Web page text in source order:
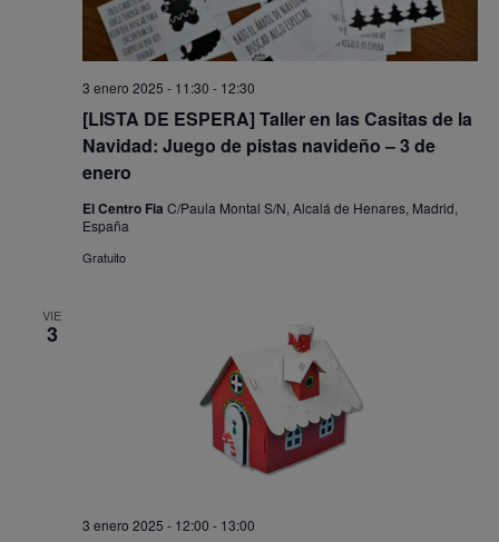
[LISTA DE ESPERA] Taller en las Casitas de la
Navidad: Juego de pistas navideño – 3 de
enero
3 enero 2025 - 11:30 - 12:30
El Centro Fia C/Paula Montal S/N, Alcalá de Henares, Madrid,
España
Gratuito
VIE
3
3 enero 2025 - 12:00 - 13:00